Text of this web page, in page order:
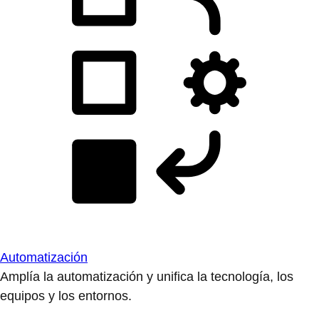
Automatización
Amplía la automatización y unifica la tecnología, los
equipos y los entornos.